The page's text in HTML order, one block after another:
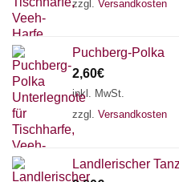
zzgl. Versandkosten
Puchberg-Polka
2,60€
inkl. MwSt.
zzgl. Versandkosten
Landlerischer